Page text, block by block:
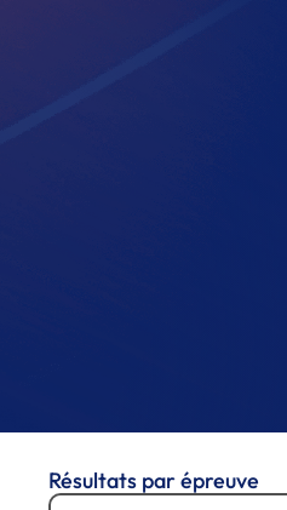
Résultats par épreuve